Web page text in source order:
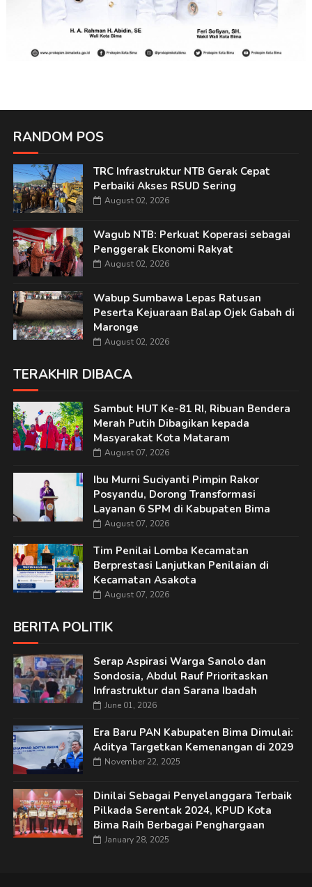
RANDOM POS
TRC Infrastruktur NTB Gerak Cepat
Perbaiki Akses RSUD Sering
August 02, 2026
Wagub NTB: Perkuat Koperasi sebagai
Penggerak Ekonomi Rakyat
August 02, 2026
Wabup Sumbawa Lepas Ratusan
Peserta Kejuaraan Balap Ojek Gabah di
Maronge
August 02, 2026
TERAKHIR DIBACA
Sambut HUT Ke-81 RI, Ribuan Bendera
Merah Putih Dibagikan kepada
Masyarakat Kota Mataram
August 07, 2026
Ibu Murni Suciyanti Pimpin Rakor
Posyandu, Dorong Transformasi
Layanan 6 SPM di Kabupaten Bima
August 07, 2026
Tim Penilai Lomba Kecamatan
Berprestasi Lanjutkan Penilaian di
Kecamatan Asakota
August 07, 2026
BERITA POLITIK
Serap Aspirasi Warga Sanolo dan
Sondosia, Abdul Rauf Prioritaskan
Infrastruktur dan Sarana Ibadah
June 01, 2026
Era Baru PAN Kabupaten Bima Dimulai:
Aditya Targetkan Kemenangan di 2029
November 22, 2025
Dinilai Sebagai Penyelanggara Terbaik
Pilkada Serentak 2024, KPUD Kota
Bima Raih Berbagai Penghargaan
January 28, 2025